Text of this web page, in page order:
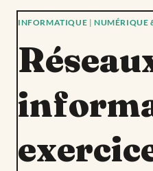
INFORMATIQUE | NUMÉRIQUE